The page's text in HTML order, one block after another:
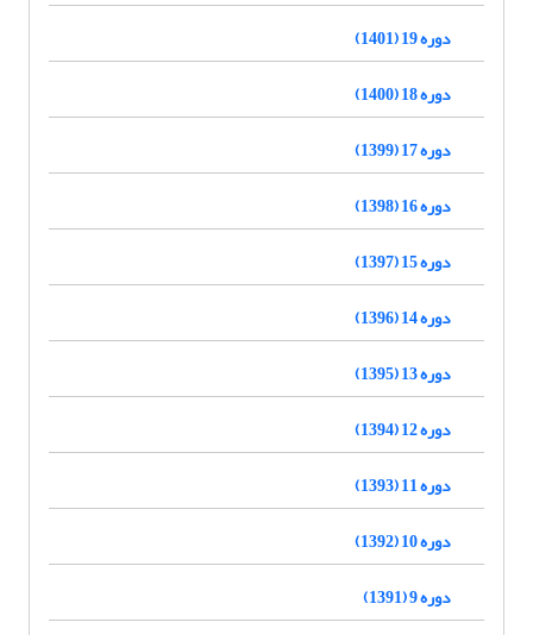
دوره 19 (1401)
دوره 18 (1400)
دوره 17 (1399)
دوره 16 (1398)
دوره 15 (1397)
دوره 14 (1396)
دوره 13 (1395)
دوره 12 (1394)
دوره 11 (1393)
دوره 10 (1392)
دوره 9 (1391)